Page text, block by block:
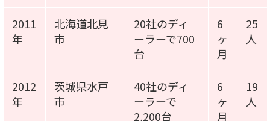
2011
年
北海道北見
市
20社のディ
ーラーで700
台
6
ヶ
月
25
人
2012
年
茨城県水戸
市
40社のディ
ーラーで
2,200台
6
ヶ
月
19
人